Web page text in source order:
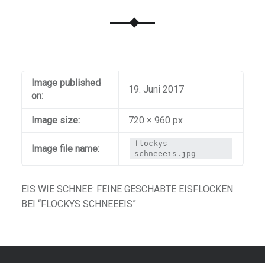
Image published
on:
19. Juni 2017
Image size: 720 × 960 px
Image file name:
flockys-
schneeeis.jpg
EIS WIE SCHNEE: FEINE GESCHABTE EISFLOCKEN
BEI “FLOCKYS SCHNEEEIS”.